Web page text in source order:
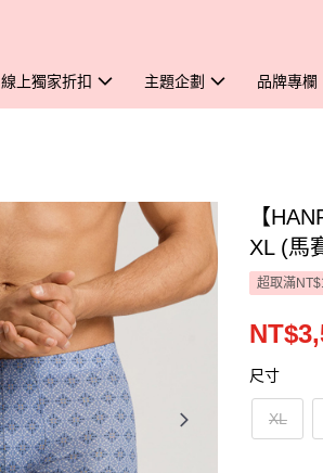
線上獨家折扣 主題企劃 品牌專欄
【
XL (馬
超取滿
尺寸
XL